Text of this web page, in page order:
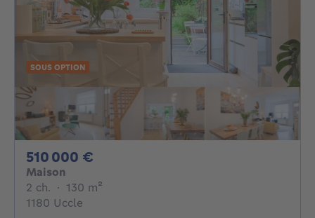
SOUS OPTION
510 000 €
Maison
2 ch. 2 chambres
· 130 m²
1180 Uccle